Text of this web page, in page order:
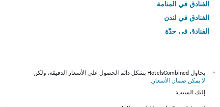
الفنادق في المنامة
الفنادق في لندن
الفنادق في جدّة
*
يحاول HotelsCombined بشكل دائم الحصول على الأسعار الدقيقة، ولكن
لا يمكن ضمان الأسعار .
إليك السبب: